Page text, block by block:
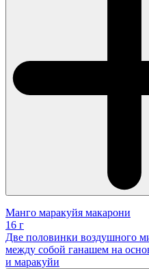
Манго маракуйя макарони
16 г
Две половинки воздушного
между собой ганашем на
и маракуйи